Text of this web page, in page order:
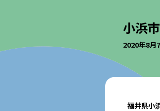
小浜
2020年8月
福井県小